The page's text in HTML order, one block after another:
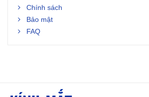
Chính sách
Bảo mật
FAQ